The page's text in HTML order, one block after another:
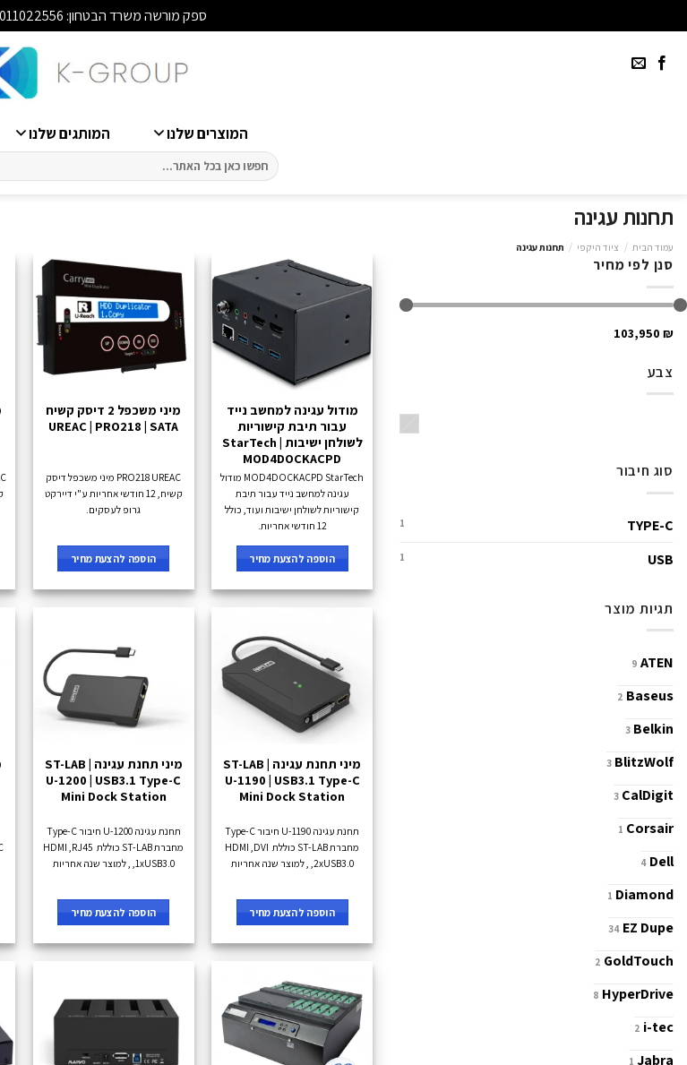
ספק מורשה משרד הבטחון: 0011022556
המוצרים שלנו המותגים שלנו
חיפוש
עבור:
תחנות עגינה
עמוד הבית / ציוד היקפי / תחנות עגינה
סנן לפי מחיר
₪ 103,950
צבע
סוג חיבור
TYPE-C
1
USB
1
תגיות מוצר
ATEN
9
Baseus
2
Belkin
3
BlitzWolf
3
CalDigit
3
Corsair
1
Dell
4
Diamond
1
EZ Dupe
34
GoldTouch
2
HyperDrive
8
i-tec
2
Jabra
1
מודול עגינה למחשב נייד
עבור תיבת קישוריות
לשולחן ישיבות StarTech |
MOD4DOCKACPD
MOD4DOCKACPD StarTech מודול
עגינה למחשב נייד עבור תיבת
קישוריות לשולחן ישיבות ועוד, כולל
12 חודשי אחריות.
הוספה להצעת מחיר
מיני משכפל 2 דיסק קשיח
UREAC | PRO218 | SATA
PRO218 UREAC מיני משכפל דיסק
קשיח, 12 חודשי אחריות ע"י דיירקט
גרופ לעסקים.
הוספה להצעת מחיר
מיני תחנת עגינה ST-LAB |
U-1190 | USB3.1 Type-C
Mini Dock Station
תחנת עגינה U-1190 חיבור Type-C
מחברת ST-LAB כוללת HDMI ,DVI
,2xUSB3.0 , למוצר שנה אחריות
הוספה להצעת מחיר
מיני תחנת עגינה ST-LAB |
U-1200 | USB3.1 Type-C
Mini Dock Station
תחנת עגינה U-1200 חיבור Type-C
מחברת ST-LAB כוללת HDMI ,RJ45
,1xUSB3.0 , למוצר שנה אחריות
הוספה להצעת מחיר